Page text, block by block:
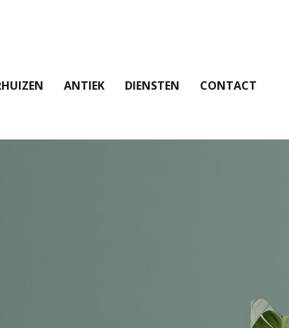
ANTIEK DIENSTEN CONTACT